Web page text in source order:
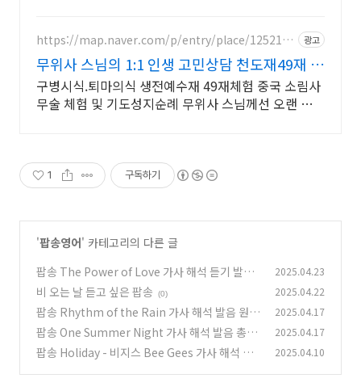
https://map.naver.com/p/entry/place/1252109
광고
무위사 스님의 1:1 인생 고민상담 천도재49재 시
다림
구병시식.퇴마의식 생전예수재 49재체험 중국 소림사
무술 체험 및 기도성지순례 무위사 스님께선 오랜 수행
1 구독하기
'팝송영어' 카테고리의 다른 글
팝송 The Power of Love 가사 해석 듣기 발음
원리 총정리
(0)
2025.04.23
비 오는 날 듣고 싶은 팝송 (0) 2025.04.22
팝송 Rhythm of the Rain 가사 해석 발음 원리
총정리
(1)
2025.04.17
팝송 One Summer Night 가사 해석 발음 총정
리
(1)
2025.04.17
팝송 Holiday - 비지스 Bee Gees 가사 해석 발
2025.04.10